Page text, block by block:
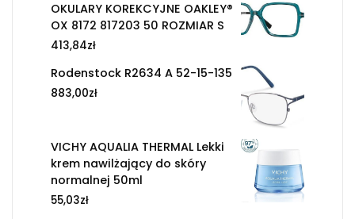
OKULARY KOREKCYJNE OAKLEY®
OX 8172 817203 50 ROZMIAR S
413,84zł
Rodenstock R2634 A 52-15-135
883,00zł
VICHY AQUALIA THERMAL Lekki
krem nawilżający do skóry
normalnej 50ml
55,03zł